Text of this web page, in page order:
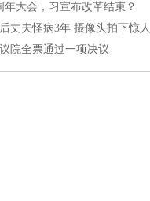
年大会，习宣布改革结束？
丈夫怪病3年 摄像头拍下惊人
院全票通过一项决议